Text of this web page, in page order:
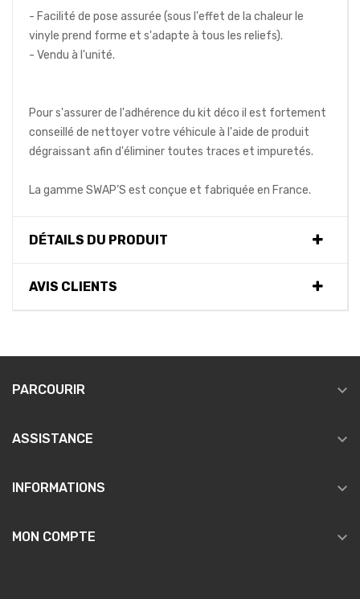
- Facilité de pose assurée (sous l'effet de la chaleur le
vinyle prend forme et s'adapte à tous les reliefs).
- Vendu à l'unité.
Pour s'assurer de l'adhérence du kit déco il est fortement
conseillé de nettoyer votre véhicule à l'aide de produit
dégraissant afin d'éliminer toutes traces et impuretés.
La gamme SWAP’S est conçue et fabriquée en France.
DÉTAILS DU PRODUIT
AVIS CLIENTS
PARCOURIR 
ASSISTANCE 
INFORMATIONS 
MON COMPTE 